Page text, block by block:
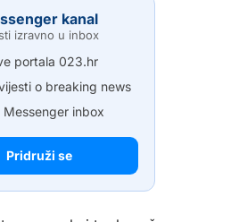
kanal
izravno u inbox
portala 023.hr
o breaking news
Messenger inbox
Pridruži se